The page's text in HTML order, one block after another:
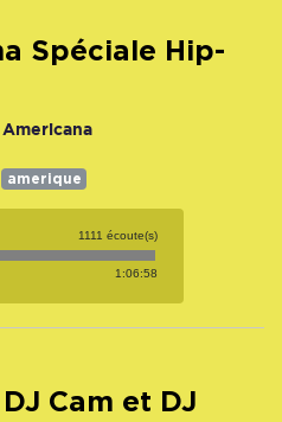
Americana
amerique
1111 écoute(s)
1:06:58